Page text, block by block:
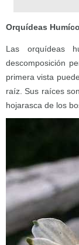
Orquídeas
Las orquídeas
descomposición
primera vista
raíz. Sus raíces
hojarasca de los